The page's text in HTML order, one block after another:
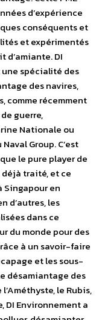
d’expérience
conséquents et
et expérimentés
d’amiante. DI
spécialité des
des navires,
comme récemment
guerre,
Nationale ou
Group. C’est
le pure player de
traité, et ce
Singapour en
d’autres, les
dans ce
du monde pour des
à un savoir-faire
et les sous-
désamiantage des
le Rubis,
DI Environnement a